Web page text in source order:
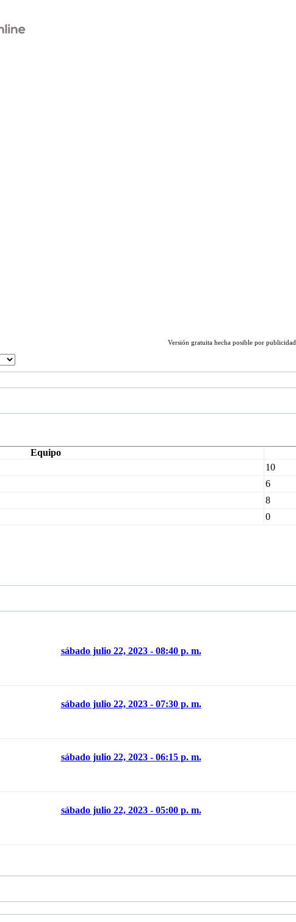
Versión gratuita hecha posible por publicidad.
Equipo
10
6
8
0
sábado julio 22, 2023 - 08:40 p. m.
sábado julio 22, 2023 - 07:30 p. m.
sábado julio 22, 2023 - 06:15 p. m.
sábado julio 22, 2023 - 05:00 p. m.